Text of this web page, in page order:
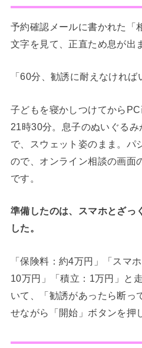
予約確認メールに書かれた「
文字を見て、正直ため息が出
「60分、勧誘に耐えなけれ
子どもを寝かしつけてから
21時30分。息子のぬいぐる
で、スウェット姿のまま。パ
ので、オンライン相談の画面
です。
準備したのは、スマホとざっ
した。
「保険料：約4万円」「スマ
10万円」「積立：1万円」と
いて、「勧誘があったら断っ
せながら「開始」ボタンを押